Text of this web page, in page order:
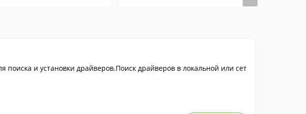
поиска и установки драйверов.Поиск драйверов в локальной или сет